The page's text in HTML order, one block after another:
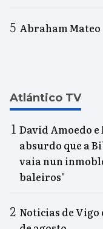
Abraham Mateo
Atlántico TV
David Amoedo
absurdo que a
vaia nun
baleiros"
Noticias de Vigo